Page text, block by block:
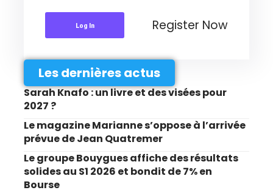
Log In Register Now
Les dernières actus
Sarah Knafo : un livre et des visées pour
2027 ?
Le magazine Marianne s’oppose à l’arrivée
prévue de Jean Quatremer
Le groupe Bouygues affiche des résultats
solides au S1 2026 et bondit de 7% en
Bourse